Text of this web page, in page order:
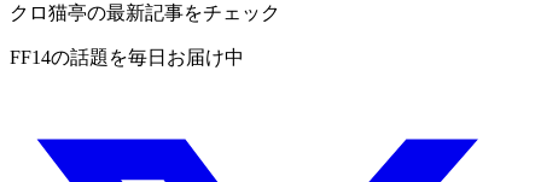
クロ猫亭の最新記事をチェック
FF14の話題を毎日お届け中